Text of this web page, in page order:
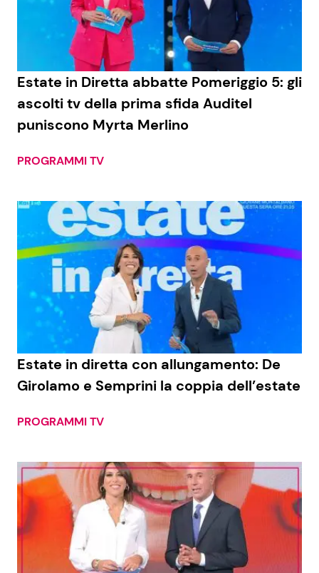
Economia
Persone Scomparse
Fiction e Serie TV
Programmi TV
Reality e Talent
Soap Opera
News Cinema
News Musica
News Spettacolo
News dal mondo
Benessere
Casa
Moda e Style
Mondo Mamma
News benessere
Salute
Cucina e Ricette
Consigli di Cucina
Le Ricette in TV
Primi Piatti
Ricette Facili e Veloci
Estate in Diretta abbatte Pomeriggio 5: gli
ascolti tv della prima sfida Auditel
puniscono Myrta Merlino
PROGRAMMI TV
Estate in diretta con allungamento: De
Girolamo e Semprini la coppia dell’estate
PROGRAMMI TV